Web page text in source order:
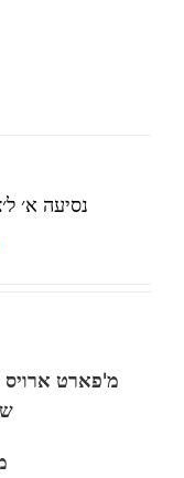
נסיעה א׳
מ'פארט ארויס